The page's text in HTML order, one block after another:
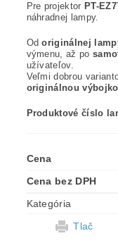
Pre projektor PT-
náhradnej lampy.
Odoriginálnej
výmenu, až po
užívateľov.
Veľmi dobrou
originálnou
Produktové číslo
Cena
Cena bez DPH
Kategória
Tlač